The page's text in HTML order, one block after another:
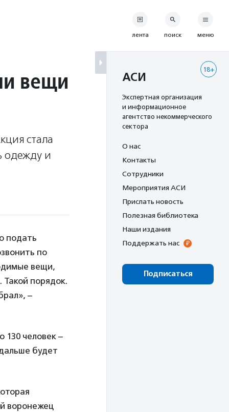
вещи
стала
одежду и
подать
по
вещи,
порядок.
–
130 человек –
будет
воронежец
лента поиск меню
18+
АСИ
Экспертная организация
и информационное
агентство некоммерческого
сектора
О нас
Контакты
Сотрудники
Мероприятия АСИ
Прислать новость
Полезная библиотека
Наши издания
Поддержать нас
Подписаться